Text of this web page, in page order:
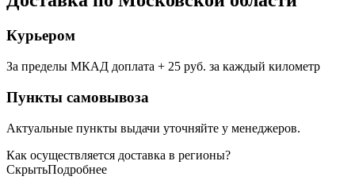
Курьером
За пределы МКАД доплата + 25 руб. за каждый километр
Пункты самовывоза
Актуальные пункты выдачи уточняйте у менеджеров.
Как осуществляется доставка в регионы?
СкрытьПодробнее